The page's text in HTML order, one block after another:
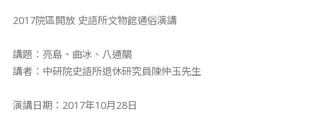
2017院區開放 史語所文物館通俗演講
講題：亮島、曲冰、八通關
講者：中研院史語所退休研究員陳仲玉先生
演講日期：2017年10月28日